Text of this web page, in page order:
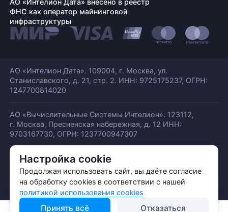
Настройка cookie
Продолжая использовать сайт, вы даёте согласие
на обработку cookies в соответствии с нашей
политикой использования cookies
Принять всё Отказаться
ФНС как оператор майнинговой
инфраструктуры
АО «Интелион Дата». 109004, г. Москва, ул.
Станиславского, д. 21, стр. 2. ИНН: 9725175237, ОГРН:
1247700814020
АО «Вычислительные Системы Интелион». 123112,
г. Москва, Пресненская набережная, д. 12 ИНН:
9703167730, ОГРН: 1237700947307
© АО «ИНТЕЛИОН ДАТА» 2026
Политика обработки ПДн
Политика конфиденциальности
Политика использования куки